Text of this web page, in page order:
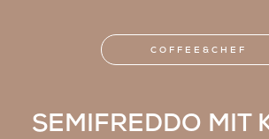
COFFEE&CHEF
SEMIFREDDO MIT